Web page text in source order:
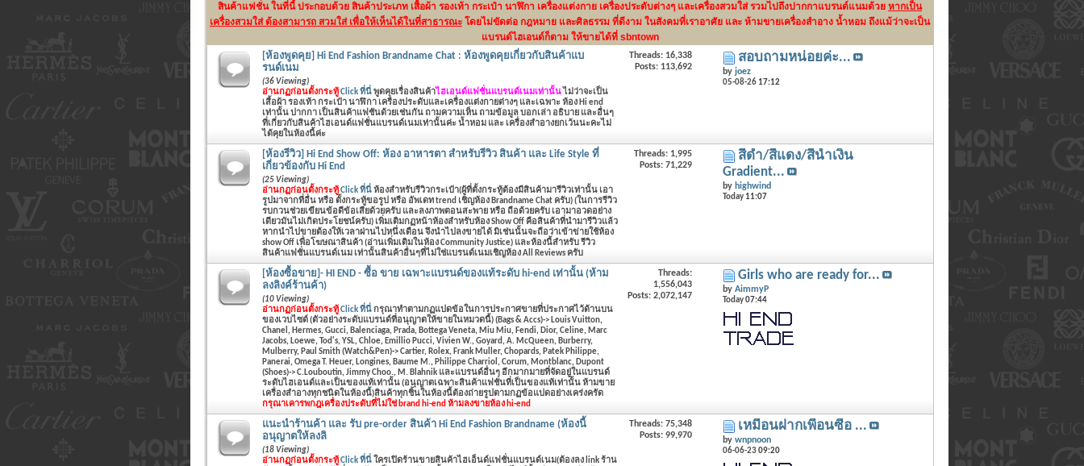
สินค้าแฟชั่น ในที่นี้ ประกอบด้วย สินค้าประเภท เสื้อผ้า รองเท้า กระเป๋า นาฬิกา เครื่องแต่งกาย เครื่องประดับต่างๆ และเครื่องสวมใส่ รวมไปถึงปากกาแบรนด์แนมด้วย หากเป็น
เครื่องสวมใส่ ต้องสามารถ สวมใส่ เพื่อให้เห็นได้ในที่สาธารณะ โดยไม่ขัดต่อ กฎหมาย และศิลธรรม ที่ดีงาม ในสังคมที่เราอาศัย และ ห้ามขายเครื่องสำอาง น้ำหอม ถึงแม้ว่าจะเป็น
แบรนด์ไฮเอนด์ก็ตาม ให้ขายได้ที่ sbntown
[ห้องพูดคุย] Hi End Fashion Brandname Chat : ห้องพูดคุยเกี่ยวกับสินค้าแบ
รนด์เนม
(36 Viewing)
อ่านกฏก่อนตั้งกระทู้Click ที่นี่ พูดคุยเรื่องสินค้าไฮเอนด์แฟชั่นแบรนด์เนมเท่านั้นไม่ว่าจะเป็น
เสื้อผ้า รองเท้า กระเป๋า นาฬิกา เครื่องประดับและเครื่องแต่งกายต่างๆ และเฉพาะ ห้อง Hi end
เท่านั้น ปากกา เป็นสินค้าแฟชันด้วยเช่นกันถามความเห็น ถามข้อมูล บอกเล่า อธิบาย และอื่นๆ
ที่เกี่ยวกับสินค้าไฮเอนด์แฟชั่นแบรนด์เนมเท่านั้นค่ะ น้ำหอม และ เครื่องสำอางยกเว้นนะคะไม่
ได้คุยในห้องนี้ค่ะ
Threads: 16,338
Posts: 113,692
สอบถามหน่อยค่ะ...
by joez
05-08-26 17:12
[ห้องรีวิว] Hi End Show Off: ห้อง อาหารตา สำหรับรีวิว สินค้า และ Life Style ที่
เกี่ยวข้องกับ Hi End
(25 Viewing)
อ่านกฏก่อนตั้งกระทู้Click ที่นี่ ห้องสำหรับรีวิวกระเป๋า(ผู้ที่ตั้งกระทู้ต้องมีสินค้ามารีวิวเท่านั้น เอา
รูปมาจากที่อื่น หรือ ตั้งกระทู้ขอรูป หรือ อัพเดท trend เชิญห้อง Brandname Chat ครับ) (ในการรีวิว
รบกวนช่วยเขียนข้อดีข้อเสียด้วยครับ และลงภาพตอนสะพาย หรือ ถือด้วยครับ เอามาอวดอย่าง
เดียวมันไม่เกิดประโยชน์ครับ) เพิ่มเติมกฏหน้าห้องสำหรับห้อง Show Off คือสินค้าที่นำมารีวิวแล้ว
หากนำไปขายต้องให้เวลาผ่านไปหนึ่งเดือน จึงนำไปลงขายได้ มิเช่นนั้นจะถือว่าเข้าข่ายใช้ห้อง
show Off เพื่อโฆษณาสินค้า (อ่านเพิ่มเติมในห้อง Community Justice) และห้องนี้สำหรับ รีวิว
สินค้าแฟชั่นแบรนด์เนม เท่านั้นสินค้าอื่นๆที่ไม่ใช่แบรนด์เนมเชิญห้อง All Reviews ครับ
Threads: 1,995
Posts: 71,229
สีดำ/สีแดง/สีน้ำเงิน
Gradient...
by highwind
Today 11:07
[ห้องซื้อขาย]- HI END - ซื้อ ขาย เฉพาะแบรนด์ของแท้ระดับ hi-end เท่านั้น (ห้าม
ลงลิงค์ร้านค้า)
(10 Viewing)
อ่านกฏก่อนตั้งกระทู้Click ที่นี่ กรุณาทำตามกฏแปดข้อในการประกาศขายที่ประกาศไว้ด้านบน
ของเวบไซต์ (ตัวอย่างระดับแบรนด์ที่อนุญาตให้ขายในหมวดนี้) (Bags & Accs)-> Louis Vuitton,
Chanel, Hermes, Gucci, Balenciaga, Prada, Bottega Veneta, Miu Miu, Fendi, Dior, Celine, Marc
Jacobs, Loewe, Tod's, YSL, Chloe, Emillio Pucci, Vivien W., Goyard, A. McQueen, Burberry,
Mulberry, Paul Smith (Watch&Pen)-> Cartier, Rolex, Frank Muller, Chopards, Patek Philippe,
Panerai, Omega T. Heuer, Longines, Baume M., Philippe Charriol, Corum, Montblanc, Dupont
(Shoes)-> C.Louboutin, Jimmy Choo., M. Blahnik และแบรนด์อื่นๆ อีกมากมายที่จัดอยู่ในแบรนด์
ระดับไฮเอนด์และเป็นของแท้เท่านั้น (อนุญาตเฉพาะสินค้าแฟชั่นที่เป็นของแท้เท่านั้น ห้ามขาย
เครื่องสำอางทุกชนิดในห้องนี้)สินค้าทุกชิ้นในห้องนี้ต้องถ่ายรูปตามกฏข้อแปดอย่างเคร่งครัด
กรุณาเคารพกฎเครื่องประดับที่ไม่ใช่ brand hi-end ห้ามลงขายห้อง hi-end
Threads:
1,556,043
Posts: 2,072,147
Girls who are ready for...
by AimmyP
Today07:44
แนะนำร้านค้า และ รับ pre-order สินค้า Hi End Fashion Brandname (ห้องนี้
อนุญาตให้ลงลิ
(18 Viewing)
อ่านกฏก่อนตั้งกระทู้Click ที่นี่ ใครเปิดร้านขายสินค้าไฮเอ็นด์แฟชั่นแบรนด์เนม(ต้องลง link ร้าน
Threads: 75,348
Posts: 99,970
เหมือนฝากเพื่อนซื้อ ...
by wnpnoon
06-06-2309:20